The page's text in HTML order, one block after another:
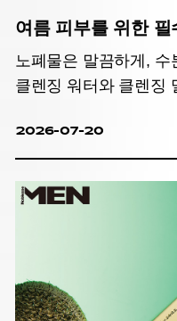
여름 피부를 위한 필
노폐물은 말끔하게,
클렌징 워터와 클렌징
2026-07-20